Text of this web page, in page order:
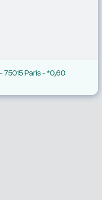
75015 Paris - *0,60